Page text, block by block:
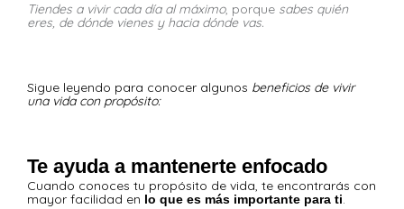
Tiendes a vivir cada día al máximo, porque sabes quién
eres, de dónde vienes y hacia dónde vas.
Sigue leyendo para conocer algunos beneficios de vivir
una vida con propósito:
Te ayuda a mantenerte enfocado
Cuando conoces tu propósito de vida, te encontrarás con
mayor facilidad en lo que es más importante para ti.